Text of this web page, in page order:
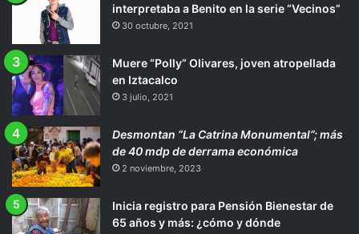
interpretaba a Benito en la serie “Vecinos”
30 octubre, 2021
Muere “Polly” Olivares, joven atropellada
en Iztacalco
3 julio, 2021
Desmontan “La Catrina Monumental”; más
de 40 mdp de derrama económica
2 noviembre, 2023
Inicia registro para Pensión Bienestar de
65 años y más: ¿cómo y dónde